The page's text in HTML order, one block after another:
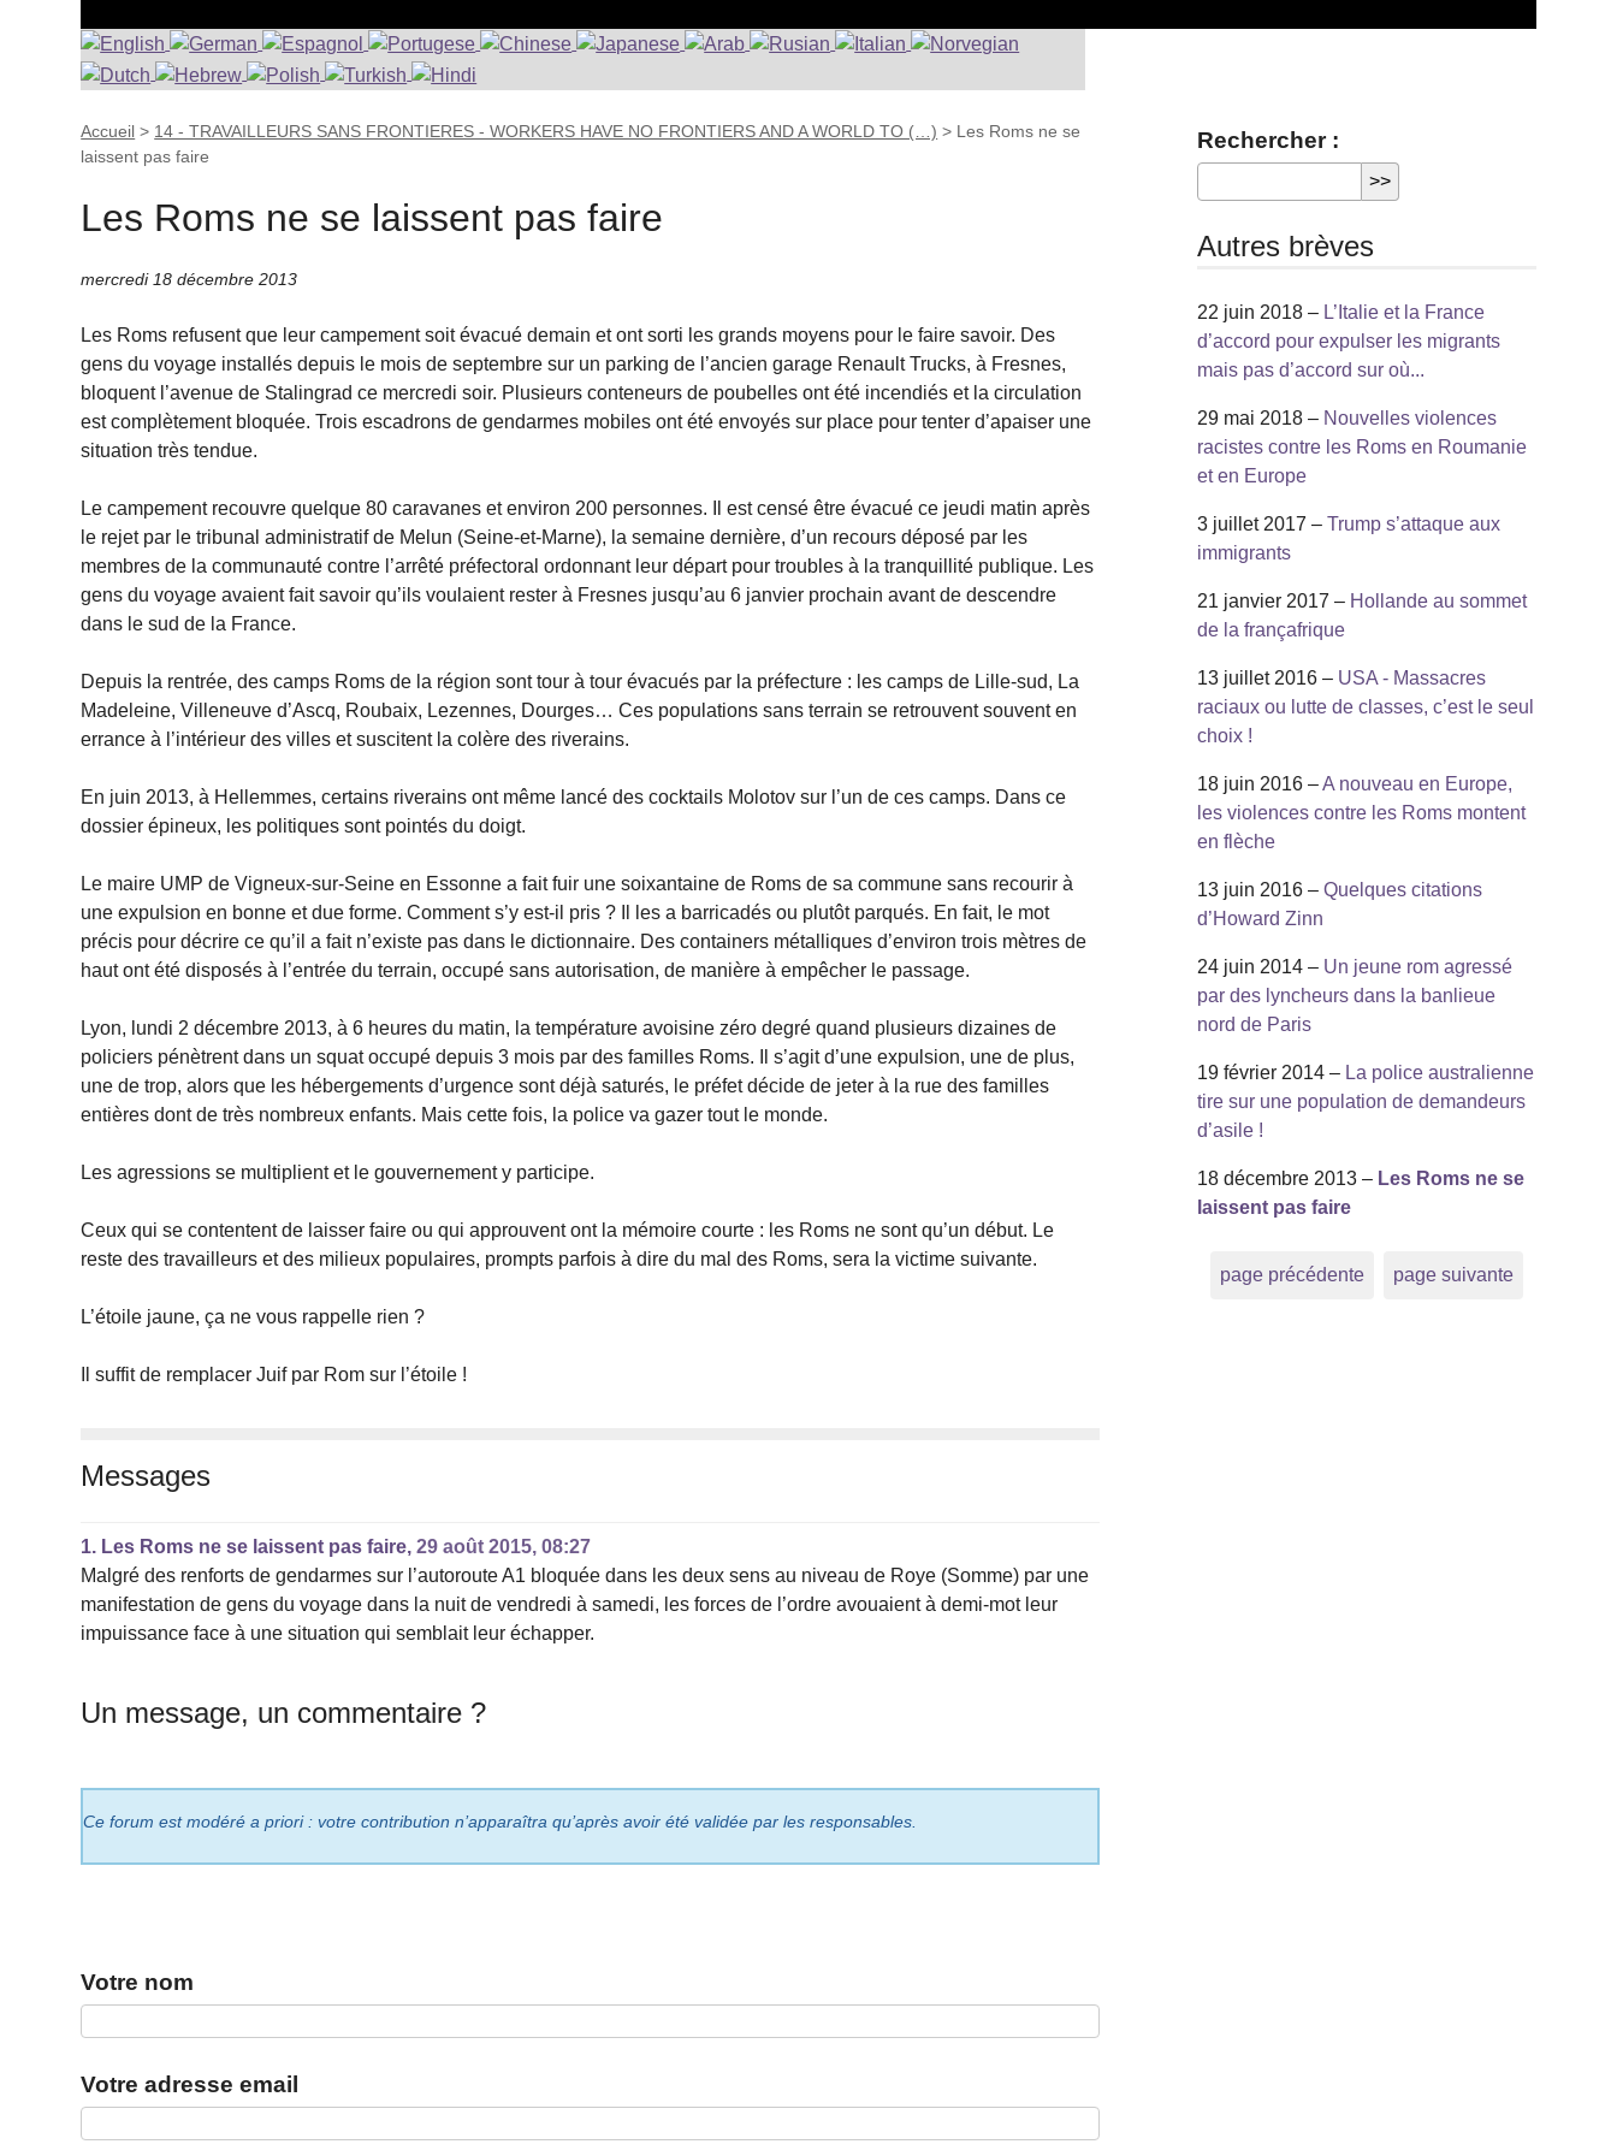
Accueil > 14 - TRAVAILLEURS SANS FRONTIERES - WORKERS HAVE NO FRONTIERS AND A WORLD TO (…) > Les Roms ne se
laissent pas faire
Les Roms ne se laissent pas faire
mercredi 18 décembre 2013
Les Roms refusent que leur campement soit évacué demain et ont sorti les grands moyens pour le faire savoir. Des
gens du voyage installés depuis le mois de septembre sur un parking de l’ancien garage Renault Trucks, à Fresnes,
bloquent l’avenue de Stalingrad ce mercredi soir. Plusieurs conteneurs de poubelles ont été incendiés et la circulation
est complètement bloquée. Trois escadrons de gendarmes mobiles ont été envoyés sur place pour tenter d’apaiser une
situation très tendue.
Le campement recouvre quelque 80 caravanes et environ 200 personnes. Il est censé être évacué ce jeudi matin après
le rejet par le tribunal administratif de Melun (Seine-et-Marne), la semaine dernière, d’un recours déposé par les
membres de la communauté contre l’arrêté préfectoral ordonnant leur départ pour troubles à la tranquillité publique. Les
gens du voyage avaient fait savoir qu’ils voulaient rester à Fresnes jusqu’au 6 janvier prochain avant de descendre
dans le sud de la France.
Depuis la rentrée, des camps Roms de la région sont tour à tour évacués par la préfecture : les camps de Lille-sud, La
Madeleine, Villeneuve d’Ascq, Roubaix, Lezennes, Dourges… Ces populations sans terrain se retrouvent souvent en
errance à l’intérieur des villes et suscitent la colère des riverains.
En juin 2013, à Hellemmes, certains riverains ont même lancé des cocktails Molotov sur l’un de ces camps. Dans ce
dossier épineux, les politiques sont pointés du doigt.
Le maire UMP de Vigneux-sur-Seine en Essonne a fait fuir une soixantaine de Roms de sa commune sans recourir à
une expulsion en bonne et due forme. Comment s’y est-il pris ? Il les a barricadés ou plutôt parqués. En fait, le mot
précis pour décrire ce qu’il a fait n’existe pas dans le dictionnaire. Des containers métalliques d’environ trois mètres de
haut ont été disposés à l’entrée du terrain, occupé sans autorisation, de manière à empêcher le passage.
Lyon, lundi 2 décembre 2013, à 6 heures du matin, la température avoisine zéro degré quand plusieurs dizaines de
policiers pénètrent dans un squat occupé depuis 3 mois par des familles Roms. Il s’agit d’une expulsion, une de plus,
une de trop, alors que les hébergements d’urgence sont déjà saturés, le préfet décide de jeter à la rue des familles
entières dont de très nombreux enfants. Mais cette fois, la police va gazer tout le monde.
Les agressions se multiplient et le gouvernement y participe.
Ceux qui se contentent de laisser faire ou qui approuvent ont la mémoire courte : les Roms ne sont qu’un début. Le
reste des travailleurs et des milieux populaires, prompts parfois à dire du mal des Roms, sera la victime suivante.
L’étoile jaune, ça ne vous rappelle rien ?
Il suffit de remplacer Juif par Rom sur l’étoile !
Messages
1. Les Roms ne se laissent pas faire,29 août 2015, 08:27
Malgré des renforts de gendarmes sur l’autoroute A1 bloquée dans les deux sens au niveau de Roye (Somme) par une
manifestation de gens du voyage dans la nuit de vendredi à samedi, les forces de l’ordre avouaient à demi-mot leur
impuissance face à une situation qui semblait leur échapper.
Un message, un commentaire ?
Ce forum est modéré a priori : votre contribution n’apparaîtra qu’après avoir été validée par les responsables.
Votre nom
Votre adresse email
Rechercher :
Autres brèves
22 juin 2018 – L’Italie et la France
d’accord pour expulser les migrants
mais pas d’accord sur où...
29 mai 2018 – Nouvelles violences
racistes contre les Roms en Roumanie
et en Europe
3 juillet 2017 – Trump s’attaque aux
immigrants
21 janvier 2017 – Hollande au sommet
de la françafrique
13 juillet 2016 – USA - Massacres
raciaux ou lutte de classes, c’est le seul
choix !
18 juin 2016 –A nouveau en Europe,
les violences contre les Roms montent
en flèche
13 juin 2016 – Quelques citations
d’Howard Zinn
24 juin 2014 – Un jeune rom agressé
par des lyncheurs dans la banlieue
nord de Paris
19 février 2014 – La police australienne
tire sur une population de demandeurs
d’asile !
18 décembre 2013 – Les Roms ne se
laissent pas faire
page précédente page suivante